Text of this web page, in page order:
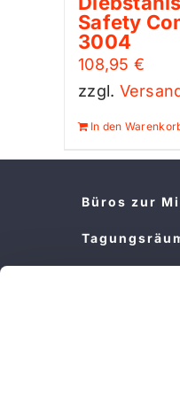
Safety
3004
108,95 €
zzgl.
In den
Büros zur